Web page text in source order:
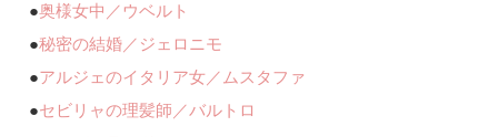
●奥様女中／ウベルト
●秘密の結婚／ジェロニモ
●アルジェのイタリア女／ムスタファ
●セビリャの理髪師／バルトロ